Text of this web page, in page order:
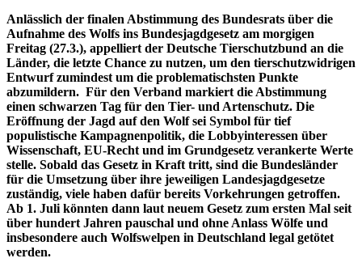
Anlässlich der finalen Abstimmung des Bundesrats über die
Aufnahme des Wolfs ins Bundesjagdgesetz am morgigen
Freitag (27.3.), appelliert der Deutsche Tierschutzbund an die
Länder, die letzte Chance zu nutzen, um den tierschutzwidrigen
Entwurf zumindest um die problematischsten Punkte
abzumildern. Für den Verband markiert die Abstimmung
einen schwarzen Tag für den Tier- und Artenschutz. Die
Eröffnung der Jagd auf den Wolf sei Symbol für tief
populistische Kampagnenpolitik, die Lobbyinteressen über
Wissenschaft, EU-Recht und im Grundgesetz verankerte Werte
stelle. Sobald das Gesetz in Kraft tritt, sind die Bundesländer
für die Umsetzung über ihre jeweiligen Landesjagdgesetze
zuständig, viele haben dafür bereits Vorkehrungen getroffen.
Ab 1. Juli könnten dann laut neuem Gesetz zum ersten Mal seit
über hundert Jahren pauschal und ohne Anlass Wölfe und
insbesondere auch Wolfswelpen in Deutschland legal getötet
werden.